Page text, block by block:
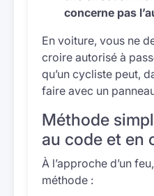
concerne pas
En voiture, vous ne
croire autorisé à
qu’un cycliste peut,
faire avec un
Méthode
au code et en
À l’approche d’un
méthode :